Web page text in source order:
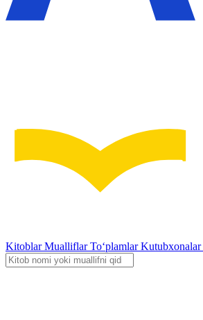
KitoblarMualliflarTo‘plamlarKutubxonalar